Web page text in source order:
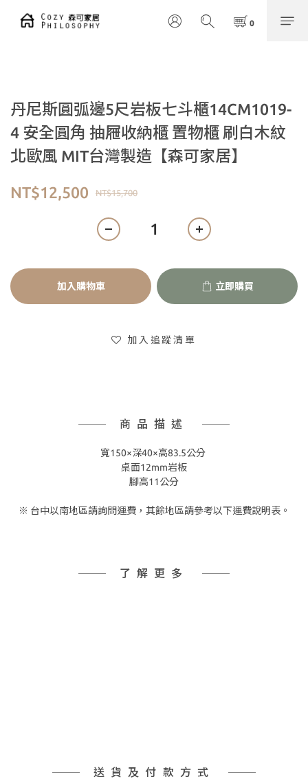
丹尼斯圓弧邊5尺岩板七斗櫃14CM1019-
4 安全圓角 抽屜收納櫃 置物櫃 刷白木紋
北歐風 MIT台灣製造【森可家居】
NT$15,700
NT$12,500
加入購物車 立即購買
加入追蹤清單
商品描述
寬150×深40×高83.5公分
桌面12mm岩板
腳高11公分
※ 台中以南地區請詢問運費，其餘地區請參考以下運費說明表。
了解更多
送貨及付款方式